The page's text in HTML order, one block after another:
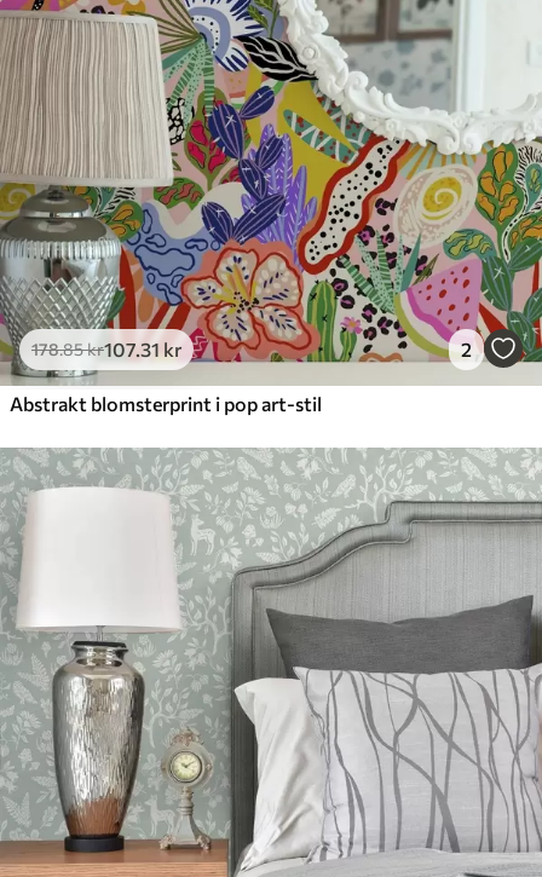
Tilgængelige materialer
Standard
365 .00 219 .00 kr/m²
Premium
448.33269.00kr /m²
Premium vinyl
516.67310.00kr/m²
178.85kr107.31 kr 2
Abstrakt blomsterprint i pop art-stil